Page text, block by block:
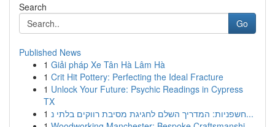
Search
Go
Published News
1 Giải pháp Xe Tân Hà Lâm Hà
1 Crit Hit Pottery: Perfecting the Ideal Fracture
1 Unlock Your Future: Psychic Readings in Cypress
TX
1
חשפניות: המדריך השלם לחגיגת מסיבת רווקים בלתי נ...